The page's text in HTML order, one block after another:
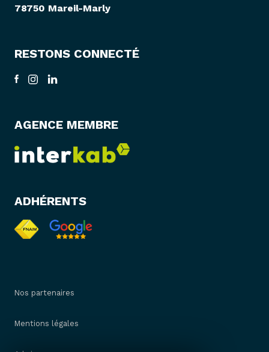
78750 Mareil-Marly
RESTONS CONNECTÉ
AGENCE MEMBRE
ADHÉRENTS
Nos partenaires
Mentions légales